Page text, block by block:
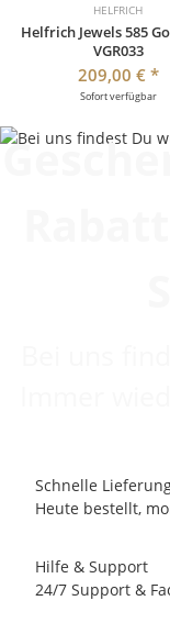
HELFRICH
Helfrich Jewels 585
VGR033
209,00 € *
Sofort verfügbar
Schnelle
Heute bestellt,
Hilfe & Support
24/7 Support &